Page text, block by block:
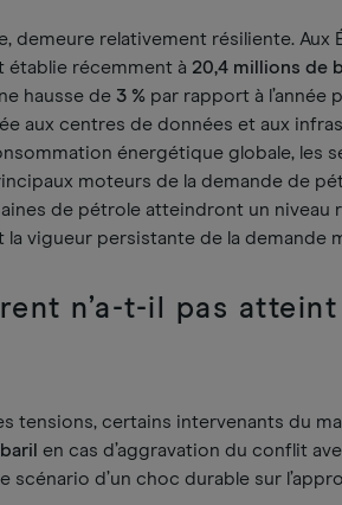
demeure relativement résiliente.
établie récemment à 20,4 millions de
hausse de 3 % par rapport à l’année
aux centres de données et aux
énergétique globale, les
moteurs de la demande de
de pétrole atteindront un niveau
la vigueur persistante de la demande
n’a-t-il pas
tensions, certains intervenants du
en cas d’aggravation du conflit
scénario d’un choc durable sur